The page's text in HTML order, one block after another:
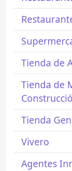
Tienda de
Tienda de
Tienda
Vivero
Agentes